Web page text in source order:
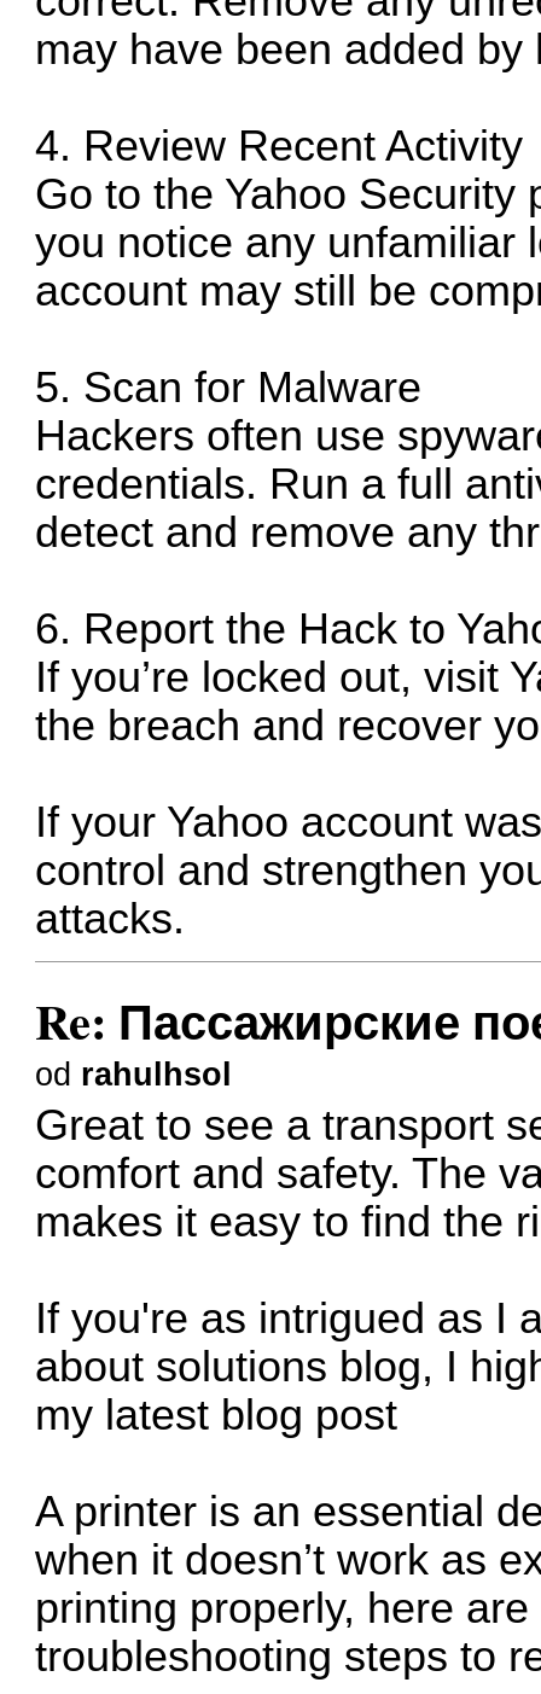
may have been added by
4. Review Recent Activity
Go to the Yahoo Security
you notice any unfamiliar
account may still be
5. Scan for Malware
Hackers often use
credentials. Run a full
detect and remove any
6. Report the Hack to
If you’re locked out, visit
the breach and recover
If your Yahoo account
control and strengthen
attacks.
Re: Пассажирские
od rahulhsol
Great to see a transport
comfort and safety. The
makes it easy to find the
If you're as intrigued as I
about solutions blog, I
my latest blog post
A printer is an essential
when it doesn’t work as
printing properly, here
troubleshooting steps to